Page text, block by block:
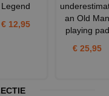
Legend
€ 12,95
an Old Man
playing pad
€ 25,95